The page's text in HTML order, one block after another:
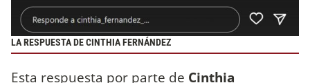
LA RESPUESTA DE CINTHIA FERNÁNDEZ
Esta respuesta por parte de Cinthia